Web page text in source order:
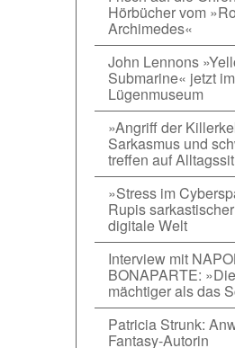
Hörbücher vom
Archimedes«
John Lennons
Submarine« jetzt im
Lügenmuseum
»Angriff der
Sarkasmus und
treffen auf
»Stress im
Rupis
digitale Welt
Interview mit
BONAPARTE:
mächtiger als das
Patricia Strunk:
Fantasy-Autorin